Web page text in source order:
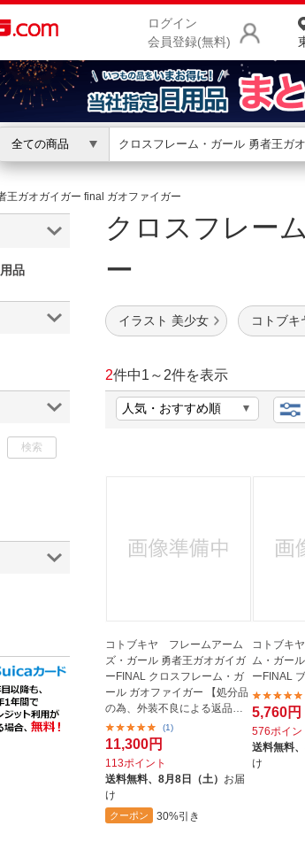
ログイン
会員登録(無料)
全ての商品
は
グイン
履歴
商
カテ
お
よく
王ガオガイガー final ガオファイガー
クロスフレー
ー
イラスト 美少女 コトブキ
2件中1 ～ 2件を表示
コトブキヤ フレームアーム
ズ・ガール 勇者王ガオガイガ
ーFINAL クロスフレーム・ガ
ール ガオファイガー 【処分品
の為、外装不良による返品・
交換...
(1)
11,300円
113ポイント
送料無料、 8月8日（土） お届
け
クーポン 30%引き
コトブキ
ム・ガー
ーFINAL
5,760円
576ポイン
送料無料、
け
品